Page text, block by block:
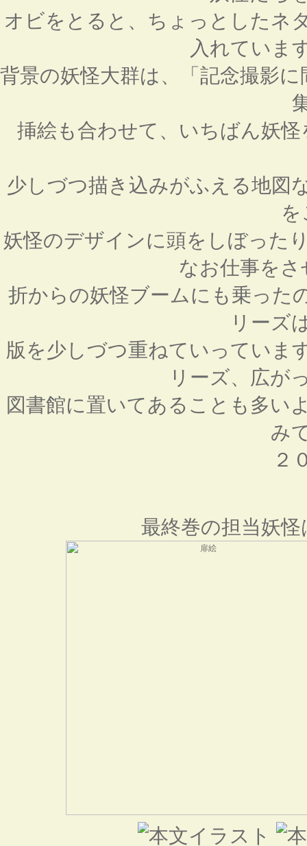
オビをとると、ちょっとしたネ
入れていま
背景の妖怪大群は、「記念撮影
挿絵も合わせて、いちばん妖
少しづつ描き込みがふえる地図
妖怪のデザインに頭をしぼった
なお仕事を
折からの妖怪ブームにも乗った
リーズ
版を少しづつ重ねていっていま
リーズ、広が
図書館に置いてあることも多い
み
２
最終巻の担当妖